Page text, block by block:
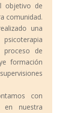
objetivo de
comunidad.
una
proceso de
formación
con
en nuestra